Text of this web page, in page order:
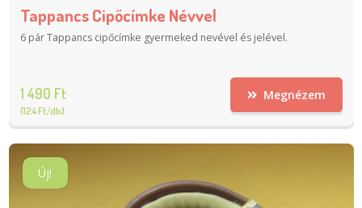
Tappancs Cipőcímke Névvel
6 pár Tappancs cipőcímke gyermeked nevével és jelével.
1 490 Ft
(124 Ft/db)
Megnézem
Új!